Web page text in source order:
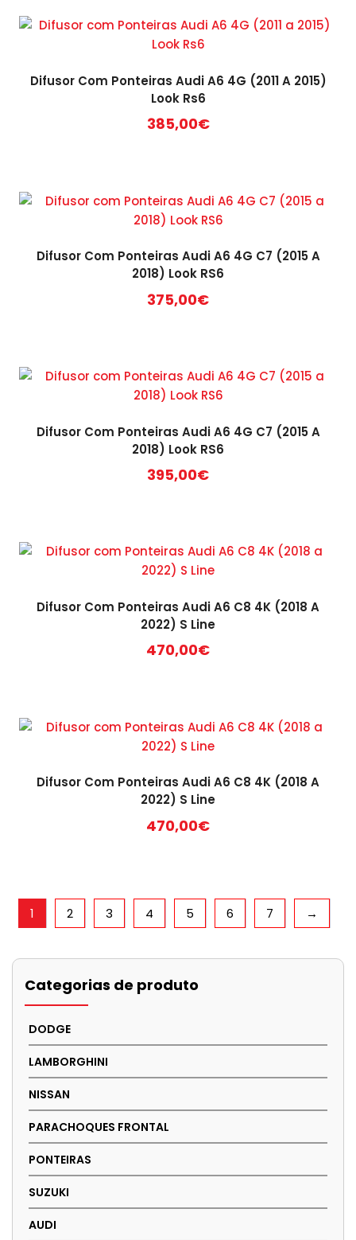
Categorias de produto
DODGE
LAMBORGHINI
NISSAN
PARACHOQUES FRONTAL
PONTEIRAS
SUZUKI
AUDI
Difusor Com Ponteiras Audi A6 4G (2011 A 2015)
Look Rs6
385,00€
Difusor Com Ponteiras Audi A6 4G C7 (2015 A
2018) Look RS6
375,00€
Difusor Com Ponteiras Audi A6 4G C7 (2015 A
2018) Look RS6
395,00€
Difusor Com Ponteiras Audi A6 C8 4K (2018 A
2022) S Line
470,00€
Difusor Com Ponteiras Audi A6 C8 4K (2018 A
2022) S Line
470,00€
1 2 3 4 5 6 7 →